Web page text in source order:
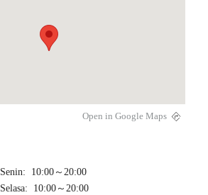
Open in Google Maps
Senin: 10:00～20:00
Selasa: 10:00～20:00